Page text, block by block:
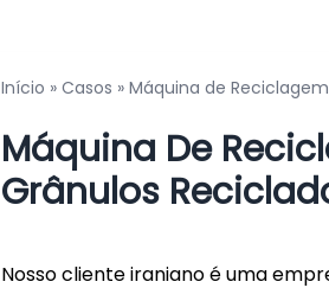
Início » Casos » Máquina de
Máquina De
Grânulos
Nosso cliente iraniano é uma